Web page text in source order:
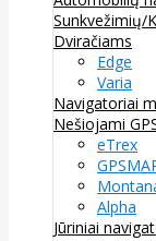
Sunkvežimių/
Dviračiams
Edge
Varia
Navigatoriai
Nešiojami
eTrex
Alpha
Jūriniai